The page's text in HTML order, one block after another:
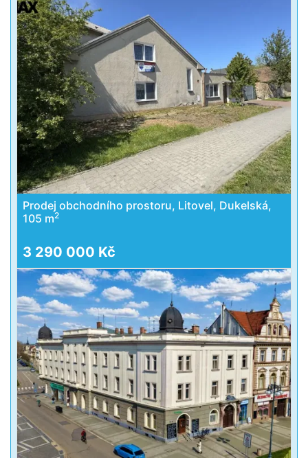
Prodej obchodního prostoru, Litovel, Dukelská,
105 m2
3 290 000 Kč